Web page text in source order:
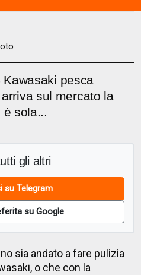
e
Kawasaki pesca
sul mercato la
sola...
gli altri
su Telegram
su Google
sia andato a fare pulizia
o che con la